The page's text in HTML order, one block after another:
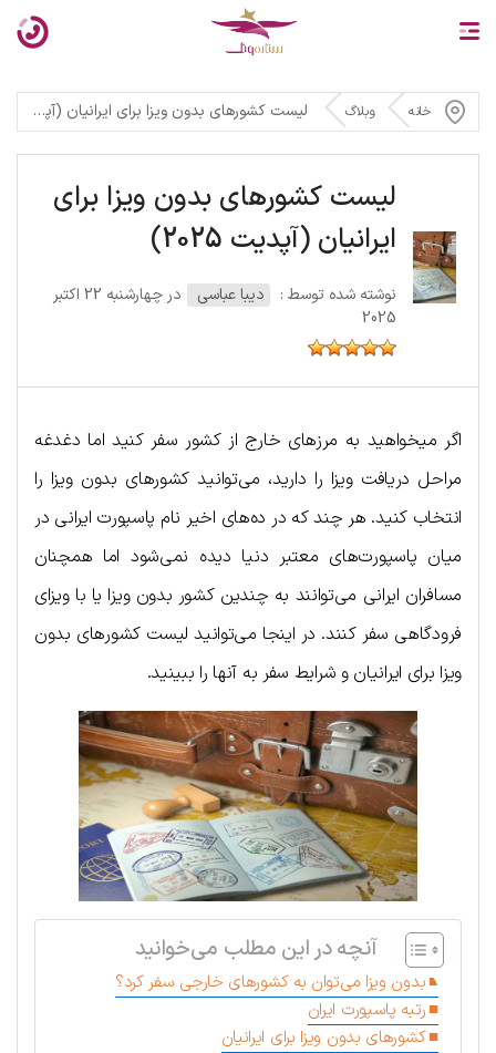
خانه وبلاگ لیست کشورهای بدون ویزا برای ایرانیان (آپدیت ۲۰۲۵)
لیست کشورهای بدون ویزا برای
ایرانیان (آپدیت 2025)
نوشته شده توسط : دیبا عباسی
در چهارشنبه 22 اکتبر
2025
اگر میخواهید به مرزهای خارج از کشور سفر کنید اما دغدغه
مراحل دریافت ویزا را دارید، می‌توانید کشورهای بدون ویزا را
انتخاب کنید. هر چند که در ده‌های اخیر نام پاسپورت ایرانی در
میان پاسپورت‌های معتبر دنیا دیده نمی‌شود اما همچنان
مسافران ایرانی می‌توانند به چندین کشور بدون ویزا یا با ویزای
فرودگاهی سفر کنند. در اینجا می‌توانید لیست کشورهای بدون
ویزا برای ایرانیان و شرایط سفر به آنها را ببینید.
آنچه در این مطلب می‌خوانید
بدون ویزا می‌توان به کشورهای خارجی سفر کرد؟
رتبه پاسپورت ایران
کشورهای بدون ویزا برای ایرانیان